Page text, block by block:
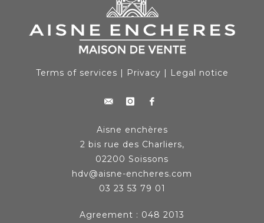
Terms of services Privacy Legal notice
Aisne enchères
2 bis rue des Charliers,
02200 Soissons
hdv@aisne-encheres.com
03 23 53 79 01
Agreement : 048 2013